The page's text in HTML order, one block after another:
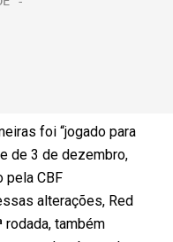
foi “jogado para
de 3 de dezembro,
pela CBF
alterações, Red
rodada, também